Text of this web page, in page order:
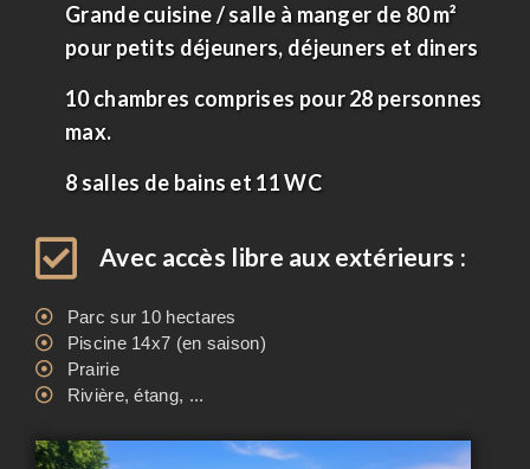
Grande cuisine / salle à manger de 80 m²
pour petits déjeuners, déjeuners et diners
10 chambres comprises pour 28 personnes
max.
8 salles de bains et 11 WC
Avec accès libre aux extérieurs :
Parc sur 10 hectares
Piscine 14x7 (en saison)
Prairie
Rivière, étang, ...